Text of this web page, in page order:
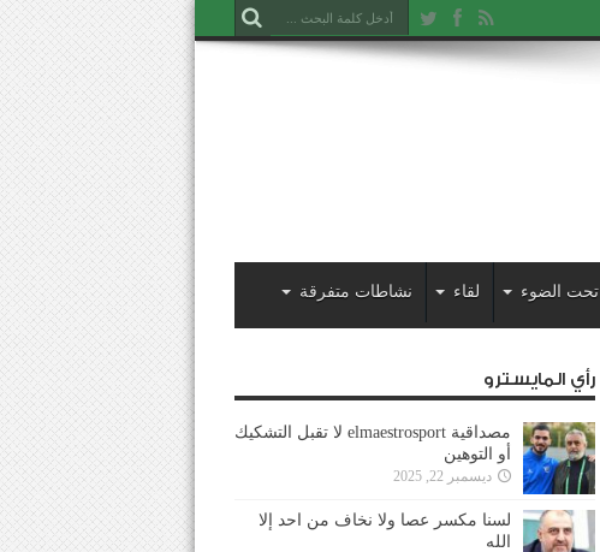
تحت الضوء لقاء نشاطات متفرقة
رأي المايسترو
مصداقية elmaestrosport لا تقبل التشكيك
أو التوهين
ديسمبر 22, 2025
لسنا مكسر عصا ولا نخاف من احد إلا
الله